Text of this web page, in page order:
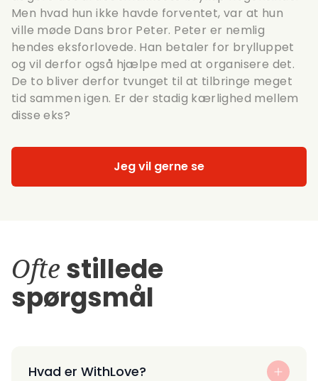
Men hvad hun ikke havde forventet, var at hun
ville møde Dans bror Peter. Peter er nemlig
hendes eksforlovede. Han betaler for brylluppet
og vil derfor også hjælpe med at organisere det.
De to bliver derfor tvunget til at tilbringe meget
tid sammen igen. Er der stadig kærlighed mellem
disse eks?
Jeg vil gerne se
Ofte stillede
spørgsmål
Hvad er WithLove?